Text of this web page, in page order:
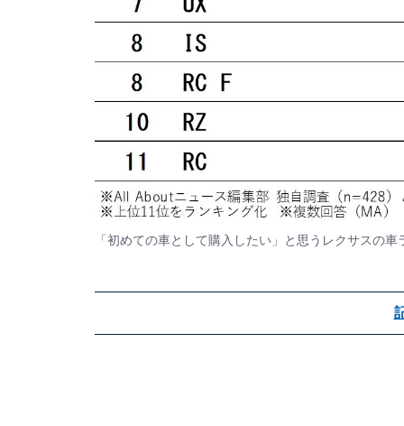
「初めての車として購入したい」と思うレクサスの車